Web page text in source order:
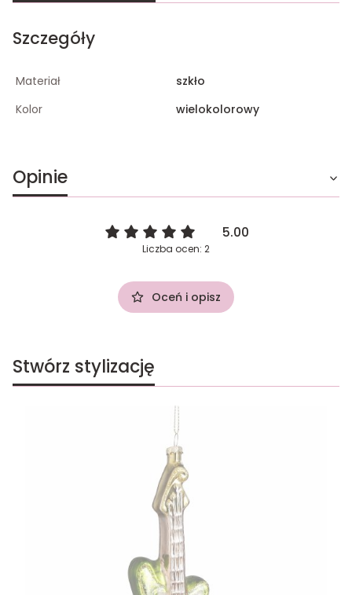
Szczegóły
Materiał
szkło
Kolor
wielokolorowy
Opinie
5.00
Liczba ocen: 2
Oceń i opisz
Stwórz stylizację